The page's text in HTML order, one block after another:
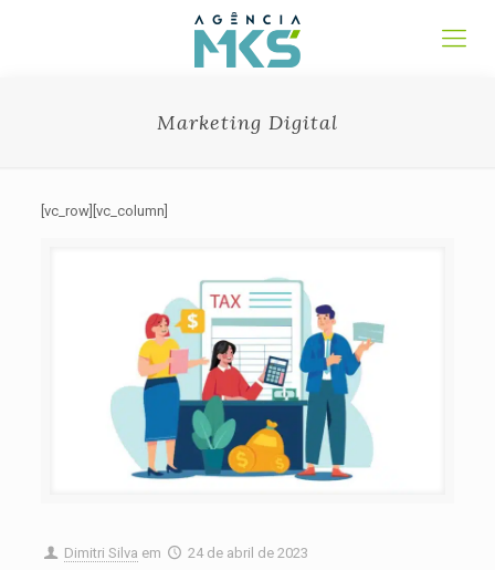
Marketing Digital
[vc_row][vc_column]
Dimitri Silva em 24 de abril de 2023